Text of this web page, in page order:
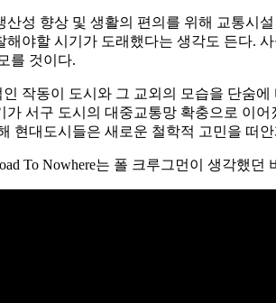
성 향상 및 생활의 편의를 위해 교통시
야할 시기가 도래했다는 생각도 든다.
를 것이다.
작동이 도시와 그 교외의 모습을 단숨
가 서구 도시의 대중교통망 확충으로 이
현대도시들은 새로운 철학적 고민을 떠
To Nowhere는 폴 크루그먼이 생각했